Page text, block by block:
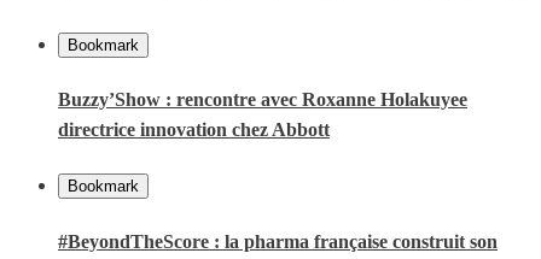
Bookmark
Buzzy’Show : rencontre avec Roxanne Holakuyee
directrice innovation chez Abbott
Bookmark
#BeyondTheScore : la pharma française construit son